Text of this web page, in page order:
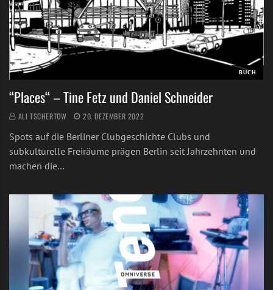
BUCH
“Places“ – Tine Fetz und Daniel Schneider
ALI TSCHERTOW 20. DEZEMBER 2022
Spots auf die Berliner Clubgeschichte Clubs und
subkulturelle Freiräume prägen Berlin seit Jahrzehnten und
machen die…